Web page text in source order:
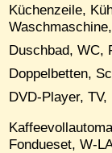
Küchenzeile,
Duschbad, WC,
Doppelbetten,
DVD-Player, TV,
Fondueset, W-